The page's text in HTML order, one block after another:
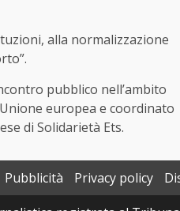
alla normalizzazione
pubblico nell’ambito
europea e coordinato
di Solidarietà Ets.
Pubblicità Privacy policy